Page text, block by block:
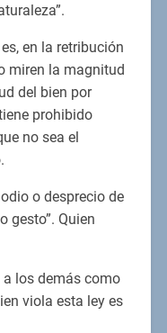
en la retribución
miren la magnitud
del bien por
prohibido
no sea el
o desprecio de
gesto”. Quien
los demás como
viola esta ley es